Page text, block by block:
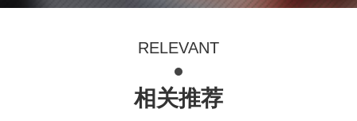
RELEVANT
相关推荐